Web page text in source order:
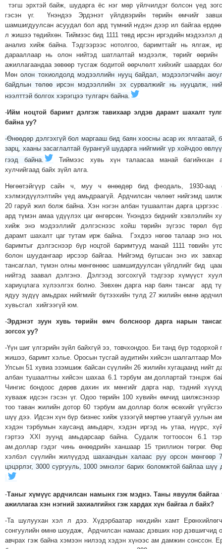
тэгш эрхтэй байж, шударга ёс нэг мөр үйлчилдэг болсон үед
гэсэн үг. Үнэндээ Эрдэнэт үйлдвэрийн төрийн өмчийг
шамшигдуулсан асуудал бол ард түмний нүдэн дээр ил байгаа ердөө
л жишээ төдийхөн. Тиймээс бид 1111 төвд ирсэн иргэдийн мэдээлэл
анализ хийж байна. Тэдгээрээс нотолгоо, баримттайг нь ялгаж,
дарааллаар нь олон нийтэд шатлалтай мэдээлж, төрийг өөрийн
ажиллагаандаа зөвөөр тусгаж бодитой өөрчлөлт хийхийг шаардах
Мөнолон тохиолдолд мэдээллийн нууц байдал, мэдээлэгчийн
байдлын төлөө ирсэн мэдээллийн эх сурвалжийг нь нууцалж,
нээлттэй болгох хэрэгцээ тулгарч байна.
-Ийм ноцтой баримт дэлгэж тавихаар элдэв дарамт шахалт
байна уу?
-Өнөөдөр дэлгэхгүй бол маргааш бид баян хоосны асар их ялгаатай,
зарц, хааны засаглалтай бурангуй шударга нийгмийг үр хойчдоо
гээд байна.
Тиймээс хувь хүн талаасаа манай багийнхан
хулчийгаад байх зүйл алга.
Нөгөөтэйгүүр сайн ч, муу ч өнөөдөр бид феодаль, 1930-аад
хэлмэгдүүлэлтийн үед амьдраагүй. Ардчилсан чөлөөт нийгэмд
20 гаруй жил болж байна. Хэн нэгэн албан тушаалтан дарга цэргээс
ард түмэн амаа үдүүлэх цаг өнгөрсөн. Үнэндээ биднийг хэвлэлийн
хийж энэ мэдээллийг дэлгэснээс хойш төрийн зүгээс төрөл
дарамт шахалт цаг тутам ирж байна. Гэхдээ нөгөө талаар энэ
баримтыг дэлгэснээр бүр ноцтой баримтууд манай 1111 төвийн
болон шуудангаар ирсээр байгаа. Нийгэмд бугшсан энэ их
тансаглал, түмэн олны мөнгөнөөс шамшигдуулсан үйлдлийг бид
нийтэд заавал дэлгэнэ. Дэлгээд зогсохгүй тэдгээр хүмүүст
хариуцлага хүлээлгэх болно. Зөвхөн дарга нар баян тансаг ард
ядуу зүдүү амьдрах нийгмийг бүтээхийн тулд 27 жилийн өмнө
хувьсгал хийгээгүй юм.
-Эрдэнэт зуун хувь төрийн өмч болсноор дарга нарын
зогсох уу?
-Үүн шиг үлгэрийн зүйл байхгүй ээ, товчхондоо. Би танд бүр тодорхой
жишээ, баримт хэлье. Оросын тусгай аудитийн хийсэн шалгалтаар
Улсын 51 хувиа эзэмшиж байсан сүүлийн 26 жилийн хугацаанд нийт
албан тушаалтны хийсэн шахаа 6.1 тэрбум ам.доллартай тэнцэж
Чингис бондоос дөрөв дахин их мөнгийг дарга нар, тэдний
хувааж идсэн гэсэн үг. Одоо төрийн 100 хувийн өмчид шилжсэнээр
тоо таван жилийн дотор 60 тэрбум ам.доллар болж өсөхийг
шүү дээ. Идсэн хүн бүр бизнес хийж үзээгүй мөртөө утаагүй уулын
хэдэн тэрбумын хаусанд амьдарч, хэдэн иргэд нь утаа, нүүрс,
гэртээ XXI зуунд амьдарсаар байна. Судалж тогтоосон 6.1
ам.доллар гэдэг чинь өнөөдрийн ханшаар 15 триллион төгрөг.
хэлбэл сүүлийн жилүүдэд шахаачдын халаас руу орсон мөнгөөр
цэцэрлэг, 3000 сургууль, 1000 эмнэлэг барих боломжтой байлаа шүү
-Таныг хүмүүс ардчилсан намынх гэж мэднэ. Таны явуулж байгаа
ажиллагаа хэн нэгний захиалгийнх гэж хардах хүн байгаа л байх?
-Та шулуухан хэл л дээ. Хүдэрбаатар нөхдийн хамт
сонгуулийн өмнө шоудаж, Ардчилсан намаас дэвших нэр дэвшигчид
авчрах гэж байна хэмээн нилээд хэдэн хүнээс ам дамжин сонссон.